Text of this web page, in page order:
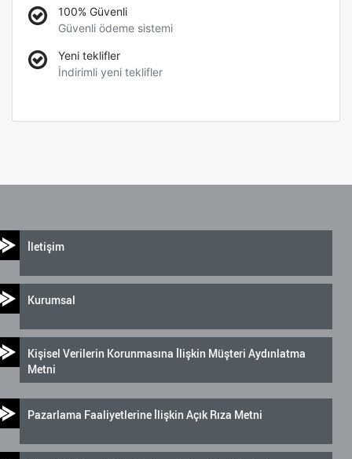
100% Güvenli
Güvenli ödeme sistemi
Yeni teklifler
İndirimli yeni teklifler
İletişim
Kurumsal
Kişisel Verilerin Korunmasına İlişkin Müşteri Aydınlatma
Metni
Pazarlama Faaliyetlerine İlişkin Açık Rıza Metni